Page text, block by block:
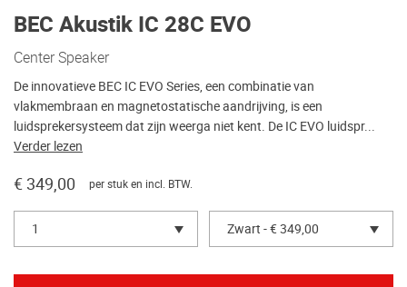
BEC Akustik IC 28C EVO
Center Speaker
De innovatieve BEC IC EVO Series, een combinatie van
vlakmembraan en magnetostatische aandrijving, is een
luidsprekersysteem dat zijn weerga niet kent. De IC EVO luidspr...
Verder lezen
€ 349,00 per stuk en incl. BTW.
1 Zwart - € 349,00